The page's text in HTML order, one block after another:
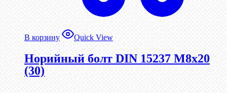
В корзину Quick View
Норийный болт DIN 15237 М8х20
(30)